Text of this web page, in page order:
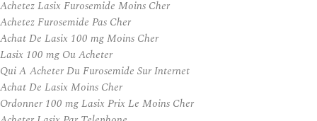
Achetez Lasix Furosemide Moins Cher
Achetez Furosemide Pas Cher
Achat De Lasix 100 mg Moins Cher
Lasix 100 mg Ou Acheter
Qui A Acheter Du Furosemide Sur Internet
Achat De Lasix Moins Cher
Ordonner 100 mg Lasix Prix Le Moins Cher